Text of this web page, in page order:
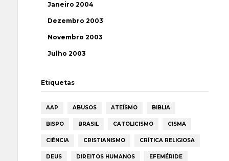
Janeiro 2004
Dezembro 2003
Novembro 2003
Julho 2003
Etiquetas
AAP ABUSOS ATEÍSMO BIBLIA
BISPO BRASIL CATOLICISMO CISMA
CIÊNCIA CRISTIANISMO CRÍTICA RELIGIOSA
DEUS DIREITOS HUMANOS EFEMÉRIDE